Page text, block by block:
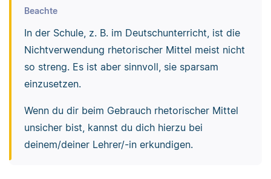
Beachte
In der Schule, z. B. im Deutschunterricht, ist die
Nichtverwendung rhetorischer Mittel meist nicht
so streng. Es ist aber sinnvoll, sie sparsam
einzusetzen.
Wenn du dir beim Gebrauch rhetorischer Mittel
unsicher bist, kannst du dich hierzu bei
deinem/deiner Lehrer/-in erkundigen.